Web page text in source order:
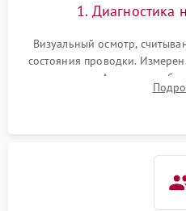
1. Диагностика
Визуальный осмотр,
состояния проводки.
колодке. Анализ жалоб
конвекцией, панелью